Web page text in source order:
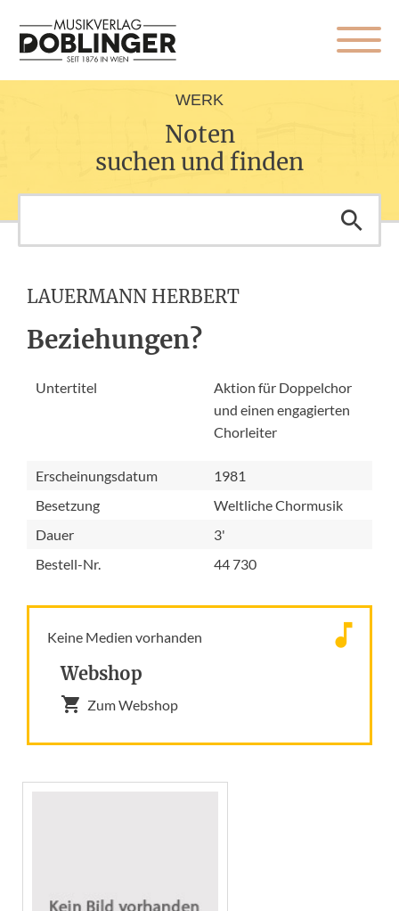
WERK
Noten
suchen und finden
LAUERMANN HERBERT
Beziehungen?
Untertitel
Aktion für Doppelchor
und einen engagierten
Chorleiter
Erscheinungsdatum
1981
Besetzung
Weltliche Chormusik
Dauer
3'
Bestell-Nr.
44 730
Keine Medien vorhanden
Webshop
Zum Webshop